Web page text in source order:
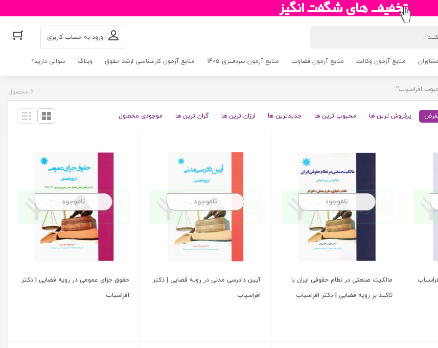
ورود به حساب کاربری
منابع آزمون وکالت منابع آزمون قضاوت منابع آزمون سردفتری 1405 منابع آزمون کارشناسی ارشد حقوق وبلاگ سوالی دارید؟
افراسیاب” 6 محصول
پرفروش ترین ها محبوب ترین ها جدیدترین ها ارزان ترین ها گران ترین ها موجودی محصول
ناموجود
مالکیت صنعتی در نظام حقوقی ایران با
تاکید بر رویه قضایی | دکتر افراسیاب
ناموجود
آیین دادرسی مدنی در رویه قضایی | دکتر
افراسیاب
ناموجود
حقوق جزای عمومی در رویه قضایی | دکتر
افراسیاب